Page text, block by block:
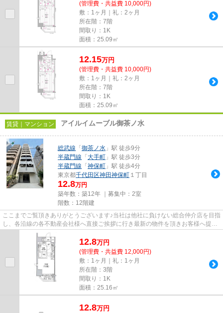
(管理費・共益費 10,000円)
敷：1ヶ月｜礼：2ヶ月
所在階：7階
間取り：1K
面積：25.09㎡
12.15万円
(管理費・共益費 10,000円)
敷：1ヶ月｜礼：2ヶ月
所在階：7階
間取り：1K
面積：25.09㎡
賃貸｜マンション アイルイムーブル御茶ノ水
総武線 「 御茶ノ水 」駅 徒歩9分
半蔵門線 「 大手町 」駅 徒歩3分
半蔵門線 「 神保町 」駅 徒歩4分
東京都千代田区神田神保町 １丁目
12.8万円
築年数：築12年 ｜募集中： 2室
階数：12階建
ここまでご覧頂きありがとうございます♪当社は他社に負けない総合仲介店を目指
し、各沿線の各不動産会社様へ直接ご挨拶に行き最新の物件を頂きお客様へ提供
しております！最新の情報は...
12.8万円
(管理費・共益費 12,000円)
敷：1ヶ月｜礼：1ヶ月
所在階：3階
間取り：1K
面積：25.16㎡
12.8万円